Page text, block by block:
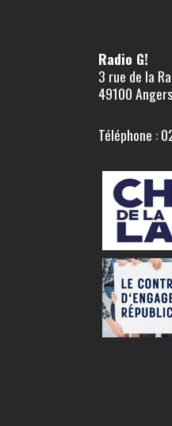
Radio G!
3 rue de la
49100 Angers
Téléphone :